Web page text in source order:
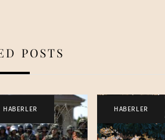
POSTS
HABERLER HABERLER